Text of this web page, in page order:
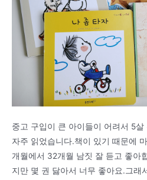
중고 구입이 큰 아이들이 어려서 5
자주 읽었습니다.책이 있기 때문에
개월에서 32개월 남짓 잘 듣고 좋아
지만 몇 권 닳아서 너무 좋아요.그래